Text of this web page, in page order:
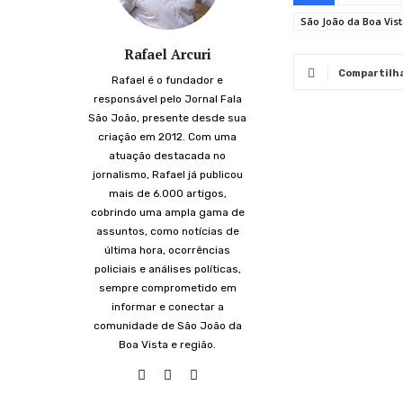
Rafael Arcuri
Rafael é o fundador e
responsável pelo Jornal Fala
São João, presente desde sua
criação em 2012. Com uma
atuação destacada no
jornalismo, Rafael já publicou
mais de 6.000 artigos,
cobrindo uma ampla gama de
assuntos, como notícias de
última hora, ocorrências
policiais e análises políticas,
sempre comprometido em
informar e conectar a
comunidade de São João da
Boa Vista e região.
São João da Boa